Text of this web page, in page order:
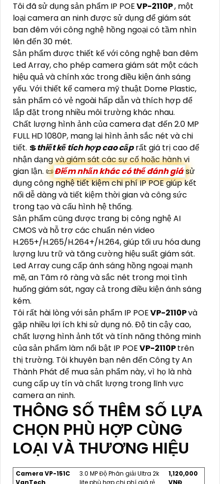
Tôi đã sử dụng sản phẩm IP POEVP-2110P, một
loại camera an ninh được sử dụng để giám sát
ban đêm với công nghệ hồng ngoại có tầm nhìn
lên đến 30 mét.
Sản phẩm được thiết kế với công nghệ ban đêm
Led Array, cho phép camera giám sát một cách
hiệu quả và chính xác trong điều kiện ánh sáng
yếu. Với thiết kế camera mỹ thuật Dome Plastic,
sản phẩm có vẻ ngoài hấp dẫn và thích hợp để
lắp đặt trong nhiều môi trường khác nhau.
Chất lượng hình ảnh của camera đạt đến 2.0 MP
FULL HD 1080P, mang lại hình ảnh sắc nét và chi
tiết. 💲thiết kế tích hợp cao cấprất giá trị cao để
nhận dạng và giám sát các sự cố hoặc hành vi
gian lận. 📜Điểm nhấn khác có thể đánh giásử
dụng công nghệ tiết kiệm chi phí IP POE giúp kết
nối dễ dàng và tiết kiệm thời gian và công sức
trong tạo và cấu hình hệ thống.
Sản phẩm cũng được trang bị công nghệ AI
CMOS và hỗ trợ các chuẩn nén video
H.265+/H.265/H.264+/H.264, giúp tối ưu hóa dung
lượng lưu trữ và tăng cường hiệu suất giám sát.
Led Array cung cấp ánh sáng hồng ngoại mạnh
mẽ, an Tâm rõ ràng và sắc nét trong mọi tình
huống giám sát, ngay cả trong điều kiện ánh sáng
kém.
Tôi rất hài lòng với sản phẩm IP POEVP-2110Pvà
gặp nhiều lợi ích khi sử dụng nó. Độ tin cậy cao,
chất lượng hình ảnh tốt và tính năng thông minh
của sản phẩm làm nổi bật IP POEVP-2110Ptrên
thị trường. Tôi khuyên bạn nên đến Công ty An
Thành Phát để mua sản phẩm này, vì họ là nhà
cung cấp uy tín và chất lượng trong lĩnh vực
camera an ninh.
THÔNG SỐ THÊM SỐ LỰA
CHỌN PHÙ HỢP CÙNG
LOẠI VÀ THƯƠNG HIỆU
Camera VP-151C
3.0 MP Độ Phân giải Ultra 2k
1,120,000